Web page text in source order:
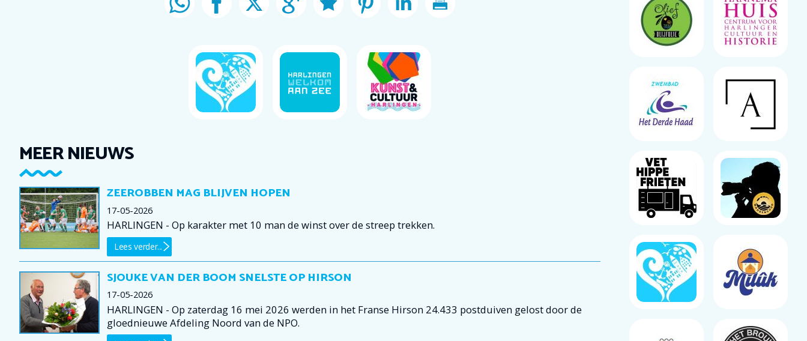
MEER NIEUWS
ZEEROBBEN MAG BLIJVEN HOPEN
17-05-2026
HARLINGEN - Op karakter met 10 man de winst over de streep trekken.
Lees verder...
SJOUKE VAN DER BOOM SNELSTE OP HIRSON
17-05-2026
HARLINGEN - Op zaterdag 16 mei 2026 werden in het Franse Hirson 24.433 postduiven gelost door de
gloednieuwe Afdeling Noord van de NPO.